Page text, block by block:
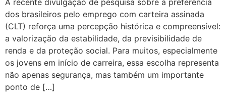
A recente divulgação de pesquisa sobre a preferência
dos brasileiros pelo emprego com carteira assinada
(CLT) reforça uma percepção histórica e compreensível:
a valorização da estabilidade, da previsibilidade de
renda e da proteção social. Para muitos, especialmente
os jovens em início de carreira, essa escolha representa
não apenas segurança, mas também um importante
ponto de […]